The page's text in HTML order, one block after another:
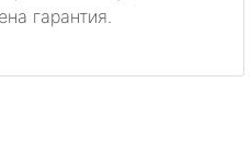
гарантия.